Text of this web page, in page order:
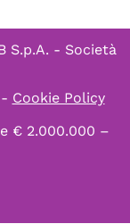
S.p.A. - Società
Cookie Policy
€ 2.000.000 –